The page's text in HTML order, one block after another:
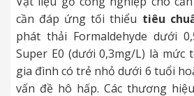
cần đáp ứng tối thiểu tiêu
phát thải Formaldehyde dưới
Super E0 (dưới 0,3mg/L) là mức
gia đình có trẻ nhỏ dưới 6 tuổi
vấn đề hô hấp. Các thương